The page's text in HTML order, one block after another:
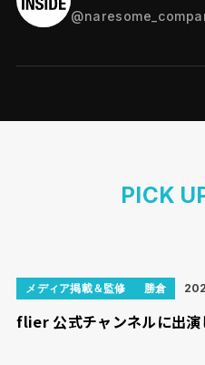
PICK
メディア掲載＆監修 勝倉
flier 公式チャンネルに出演